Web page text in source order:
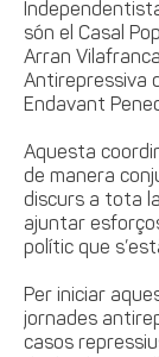
són el Casal
Arran
Antirepressiva
Endavant
Aquesta
de manera
discurs a tota
ajuntar
polític que
Per iniciar
jornades
casos